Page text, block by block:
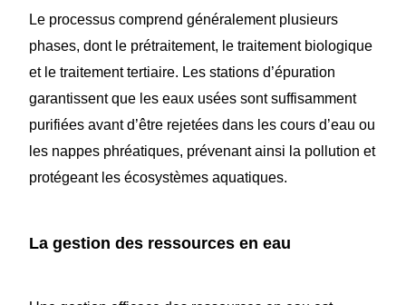
Le processus comprend généralement plusieurs
phases, dont le prétraitement, le traitement biologique
et le traitement tertiaire. Les stations d’épuration
garantissent que les eaux usées sont suffisamment
purifiées avant d’être rejetées dans les cours d’eau ou
les nappes phréatiques, prévenant ainsi la pollution et
protégeant les écosystèmes aquatiques.
La gestion des ressources en eau